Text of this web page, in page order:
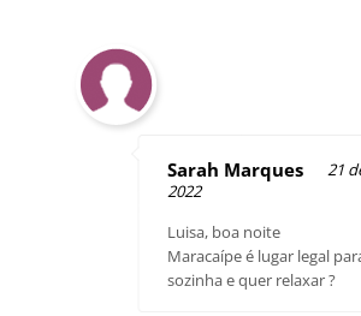
Sarah Marques
21
2022
Luisa, boa noite
Maracaípe é lugar legal
sozinha e quer relaxar ?